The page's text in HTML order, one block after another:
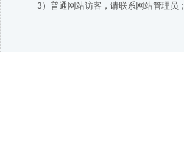
3）普通网站访客，请联系网站管理员；